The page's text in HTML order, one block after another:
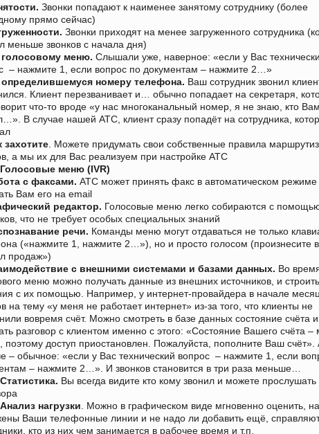
Звонки попадают к наименее занятому сотруднику (более
прямо сейчас)
Звонки приходят на менее загруженного сотрудника
меньше звонков с начала дня)
меню.Слышали уже, наверное: «если у Вас
– нажмите 1, если вопрос по документам – нажмите 2…»
номеру телефона. Ваш сотрудник звонил
Клиент перезванивает и… обычно попадает на секретаря,
что-то вроде «у нас многоканальный номер, я не знаю, кто Вам
В случае нашей АТС, клиент сразу попадёт на сотрудника,
захотите . Можете придумать свои собственные правила
а мы их для Вас реализуем при настройке АТС
Голосовые меню(IVR)
с факсами.АТС может принять факс в автоматическом режиме
Вам его на email
редактор. Голосовые меню легко собираются с
что не требует особых специальных знаний
речи. Команды меню могут отдаваться не только
(«нажмите 1, нажмите 2…»), но и просто голосом (произнесите в
продаж»)
с внешними системами и базами данных. Во
меню можно получать данные из внешних источников, и
с их помощью. Например, у интернет-провайдера в начале
на тему «у меня не работает интернет» из-за того, что клиенты не
вовремя счёт. Можно смотреть в базе данных состояние счёта и
разговор с клиентом именно с этого: «Состояние Вашего счёта –
поэтому доступ приостановлен. Пожалуйста, пополните Ваш счёт».
– обычное: «если у Вас технический вопрос – нажмите 1, если
– нажмите 2…». И звонков становится в три раза меньше…
Статистика. Вы всегда видите кто кому звонил и можете прослушать
Анализ нагрузки . Можно в графическом виде мгновенно оценить,
Ваши телефонные линии и не надо ли добавить ещё,
кто из них чем занимается в рабочее время и т.п.